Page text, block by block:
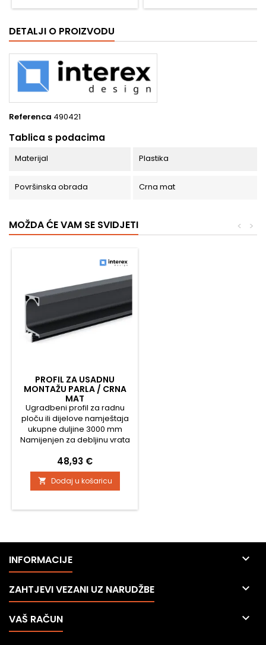
sklopa. 🔧 Precizno sistemsko
dizajniran tako da savršen
odgovara OLYMP...
DETALJI O PROIZVODU
Referenca 490421
Tablica s podacima
Materijal Plastika
Površinska obrada Crna mat
MOŽDA ĆE VAM SE SVIDJETI >
<
PROFIL ZA USADNU
MONTAŽU PARLA / CRNA
MAT
Ugradbeni profil za radnu
ploču ili dijelove namještaja
ukupne duljine 3000 mm
Namijenjen za debljinu vrata
prema potrebi i dimenziji
vrata ili korpusa
Cijena
48,93 €
 Dodaj u košaricu
INFORMACIJE 
ZAHTJEVI VEZANI UZ NARUDŽBE 
VAŠ RAČUN 